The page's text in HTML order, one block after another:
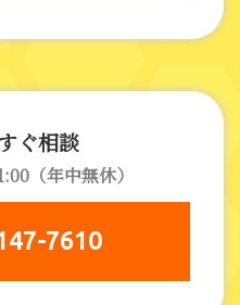
ぐ相談
（年中無休）
7610